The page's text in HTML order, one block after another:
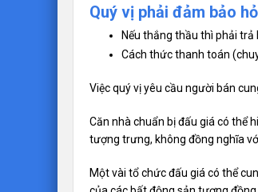
Quý vị phải đảm bảo
Nếu thắng thầu thì phải trả
Cách thức thanh toán
Việc quý vị yêu cầu người bán
Căn nhà chuẩn bị đấu giá có thể
tượng trưng, không đồng nghĩa
Một vài tổ chức đấu giá có thể